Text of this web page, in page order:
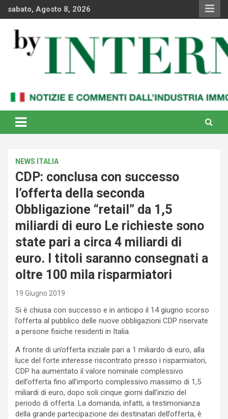
sabato, Agosto 8, 2026
By Internews
internazionale
NEWS ITALIA
CDP: conclusa con successo
l’offerta della seconda
Obbligazione “retail” da 1,5
miliardi di euro Le richieste sono
state pari a circa 4 miliardi di
euro. I titoli saranno consegnati a
oltre 100 mila risparmiatori
19 Giugno 2019
Si è chiusa con successo e in anticipo il 14 giugno scorso
l’offerta al pubblico delle nuove obbligazioni CDP riservate
a persone fisiche residenti in Italia.
A fronte di un’offerta iniziale pari a 1 miliardo di euro, alla
luce del forte interesse riscontrato presso i risparmiatori,
CDP ha aumentato il valore nominale complessivo
dell’offerta fino all’importo complessivo massimo di 1,5
miliardi di euro, dopo soli cinque giorni dall’inizio del
periodo di offerta. La domanda, infatti, a testimonianza
della grande partecipazione dei destinatari dell’offerta, è